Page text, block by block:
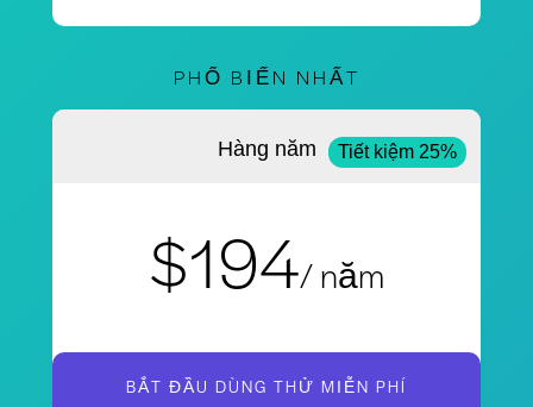
PHỔ BIẾN NHẤT
Hàng năm Tiết kiệm 25%
$194/ năm
BẮT ĐẦU DÙNG THỬ MIỄN PHÍ